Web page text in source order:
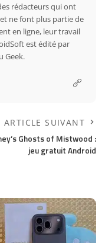
rédacteurs qui ont
ne font plus partie de
en ligne, leur travail
est édité par
Geek.
ARTICLE SUIVANT
Ghosts of Mistwood :
jeu gratuit Android